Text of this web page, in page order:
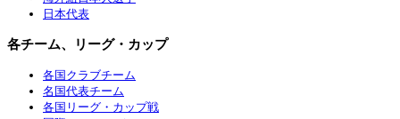
日本代表
各チーム、リーグ・カップ
各国クラブチーム
名国代表チーム
各国リーグ・カップ戦